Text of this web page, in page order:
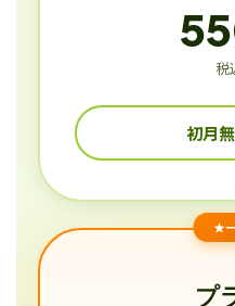
税
初月
★
プ